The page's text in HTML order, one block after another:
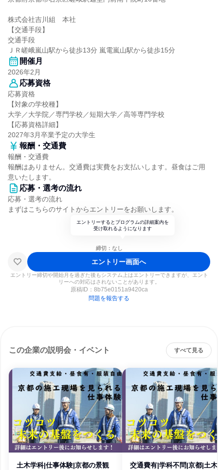
株式会社吉川組 本社
【交通手段】
交通手段
ＪＲ嵯峨嵐山駅から徒歩13分 嵐電嵐山駅から徒歩15分
開催月
2026年2月
応募資格
応募資格
【対象の学校種】
大学／大学院／専門学校／短期大学／高等専門学校
【応募資格詳細】
2027年3月卒業予定の大学生
報酬・交通費
報酬・交通費
報酬はありません。交通費は実費をお支払いします。昼食はご用
意いたします。
応募・選考の流れ
応募・選考の流れ
まずはこちらのサイトからエントリーをお願いします。
エントリーするとプログラムの詳細案内を
受け取れるようになります
締切：なし
エントリー画面へ
エントリー締切や開始月を過ぎた後もシステム上はエントリーできますが、エント
リーへの対応はされないことがあります。
原稿ID： 8b75e0151a9420ca
問題を報告する
この企業の説明会・イベント すべて見る
土木学科|仕事体験|京都の景観
交通費有|学科不問|京都|土